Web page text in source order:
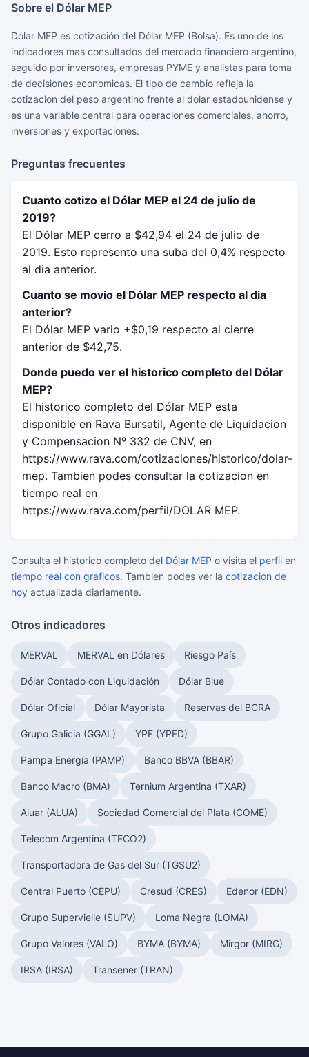
Sobre el Dólar MEP
Dólar MEP es cotización del Dólar MEP (Bolsa). Es uno de los
indicadores mas consultados del mercado financiero argentino,
seguido por inversores, empresas PYME y analistas para toma
de decisiones economicas. El tipo de cambio refleja la
cotizacion del peso argentino frente al dolar estadounidense y
es una variable central para operaciones comerciales, ahorro,
inversiones y exportaciones.
Preguntas frecuentes
Cuanto cotizo el Dólar MEP el 24 de julio de
2019?
El Dólar MEP cerro a $42,94 el 24 de julio de
2019. Esto represento una suba del 0,4% respecto
al dia anterior.
Cuanto se movio el Dólar MEP respecto al dia
anterior?
El Dólar MEP vario +$0,19 respecto al cierre
anterior de $42,75.
Donde puedo ver el historico completo del Dólar
MEP?
El historico completo del Dólar MEP esta
disponible en Rava Bursatil, Agente de Liquidacion
y Compensacion Nº 332 de CNV, en
https://www.rava.com/cotizaciones/historico/dolar-
mep. Tambien podes consultar la cotizacion en
tiempo real en
https://www.rava.com/perfil/DOLAR MEP.
Consulta el historico completo del Dólar MEP o visita el perfil en
tiempo real con graficos. Tambien podes ver la cotizacion de
hoy actualizada diariamente.
Otros indicadores
MERVAL MERVAL en Dólares Riesgo País
Dólar Contado con Liquidación Dólar Blue
Dólar Oficial Dólar Mayorista Reservas del BCRA
Grupo Galicia (GGAL) YPF (YPFD)
Pampa Energía (PAMP) Banco BBVA (BBAR)
Banco Macro (BMA) Ternium Argentina (TXAR)
Aluar (ALUA) Sociedad Comercial del Plata (COME)
Telecom Argentina (TECO2)
Transportadora de Gas del Sur (TGSU2)
Central Puerto (CEPU) Cresud (CRES) Edenor (EDN)
Grupo Supervielle (SUPV) Loma Negra (LOMA)
Grupo Valores (VALO) BYMA (BYMA) Mirgor (MIRG)
IRSA (IRSA) Transener (TRAN)